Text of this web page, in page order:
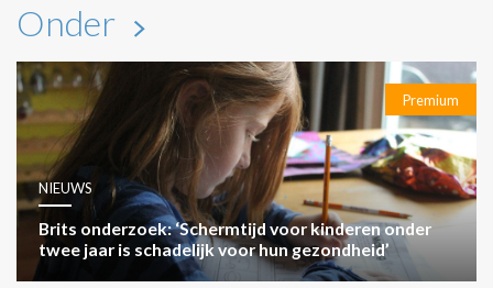
Onder
Premium
NIEUWS
Brits onderzoek: ‘Schermtijd voor kinderen onder
twee jaar is schadelijk voor hun gezondheid’